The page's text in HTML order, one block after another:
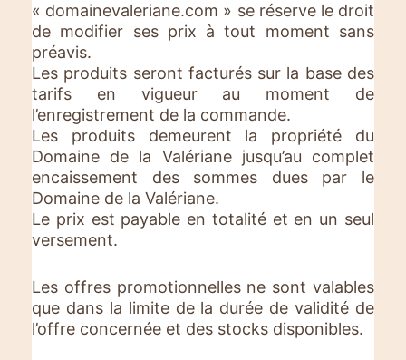
« domainevaleriane.com » se réserve le droit
de modifier ses prix à tout moment sans
préavis.
Les produits seront facturés sur la base des
tarifs en vigueur au moment de
l’enregistrement de la commande.
Les produits demeurent la propriété du
Domaine de la Valériane jusqu’au complet
encaissement des sommes dues par le
Domaine de la Valériane.
Le prix est payable en totalité et en un seul
versement.
Les offres promotionnelles ne sont valables
que dans la limite de la durée de validité de
l’offre concernée et des stocks disponibles.